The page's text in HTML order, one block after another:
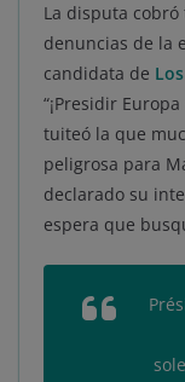
La disputa
denuncias de la
candidata de
“¡Presidir
tuiteó la que
peligrosa para
declarado su
espera que